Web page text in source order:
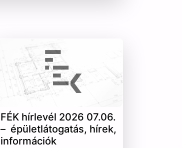
FÉK hírlevél 2026 07.06.
– épületlátogatás, hírek,
információk